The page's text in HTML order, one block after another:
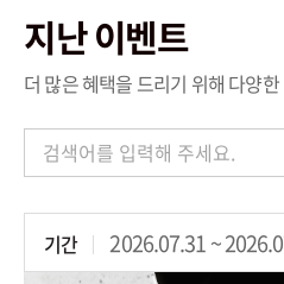
지난 이벤트
더 많은 혜택을 드리기 위해 다양
기간 2026.07.31 ~